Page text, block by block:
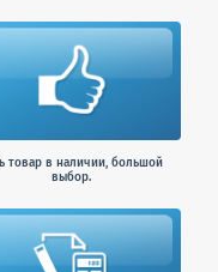
товар в наличии, большой
выбор.